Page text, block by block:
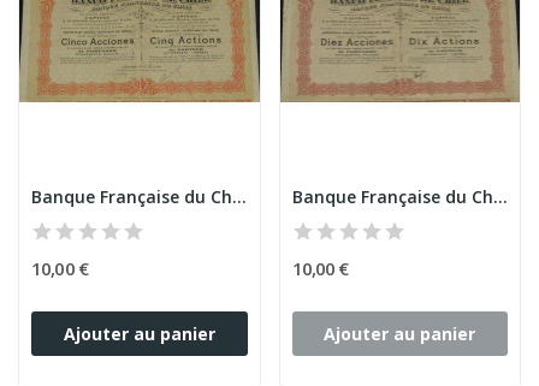
Banque Française du Chili (5 Ac)
10,00 €
Ajouter au panier
Banque Française du Chili (10 Ac)
10,00 €
Ajouter au panier